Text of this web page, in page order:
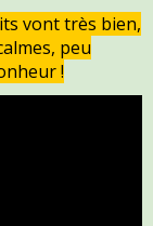
vont très bien,
peu
!